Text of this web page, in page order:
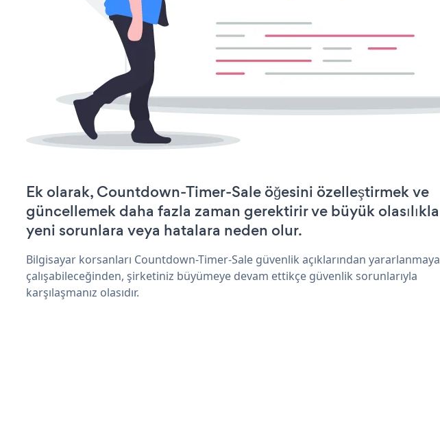
Ek olarak, Countdown-Timer-Sale öğesini özelleştirmek ve
güncellemek daha fazla zaman gerektirir ve büyük olasılıkla
yeni sorunlara veya hatalara neden olur.
Bilgisayar korsanları Countdown-Timer-Sale güvenlik açıklarından yararlanmaya
çalışabileceğinden, şirketiniz büyümeye devam ettikçe güvenlik sorunlarıyla
karşılaşmanız olasıdır.